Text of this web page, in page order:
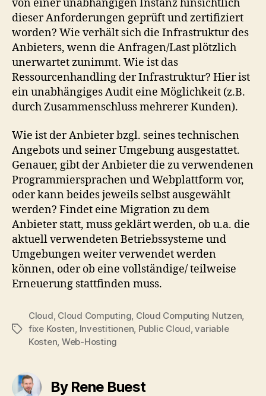
von einer unabhängigen Instanz hinsichtlich
dieser Anforderungen geprüft und zertifiziert
worden? Wie verhält sich die Infrastruktur des
Anbieters, wenn die Anfragen/Last plötzlich
unerwartet zunimmt. Wie ist das
Ressourcenhandling der Infrastruktur? Hier ist
ein unabhängiges Audit eine Möglichkeit (z.B.
durch Zusammenschluss mehrerer Kunden).
Wie ist der Anbieter bzgl. seines technischen
Angebots und seiner Umgebung ausgestattet.
Genauer, gibt der Anbieter die zu verwendenen
Programmiersprachen und Webplattform vor,
oder kann beides jeweils selbst ausgewählt
werden? Findet eine Migration zu dem
Anbieter statt, muss geklärt werden, ob u.a. die
aktuell verwendeten Betriebssysteme und
Umgebungen weiter verwendet werden
können, oder ob eine vollständige/ teilweise
Erneuerung stattfinden muss.
Tags
Cloud Cloud Computing Cloud Computing Nutzen
fixe Kosten Investitionen Public Cloud ,variable
Kosten Web-Hosting
By Rene Buest